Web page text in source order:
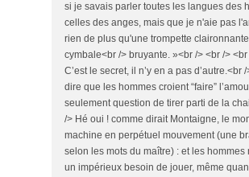
si je savais parler toutes les langues des
celles des anges, mais que je n'aie pas
rien de plus qu'une trompette
cymbale<br /> bruyante. »<br /> <br /> <br
C’est le secret, il n’y en a pas d’autre.<br
dire que les hommes croient “faire”
seulement question de tirer parti de la
/> Hé oui ! comme dirait Montaigne, le
machine en perpétuel mouvement (une
selon les mots du maître) : et les hommes
un impérieux besoin de jouer, même